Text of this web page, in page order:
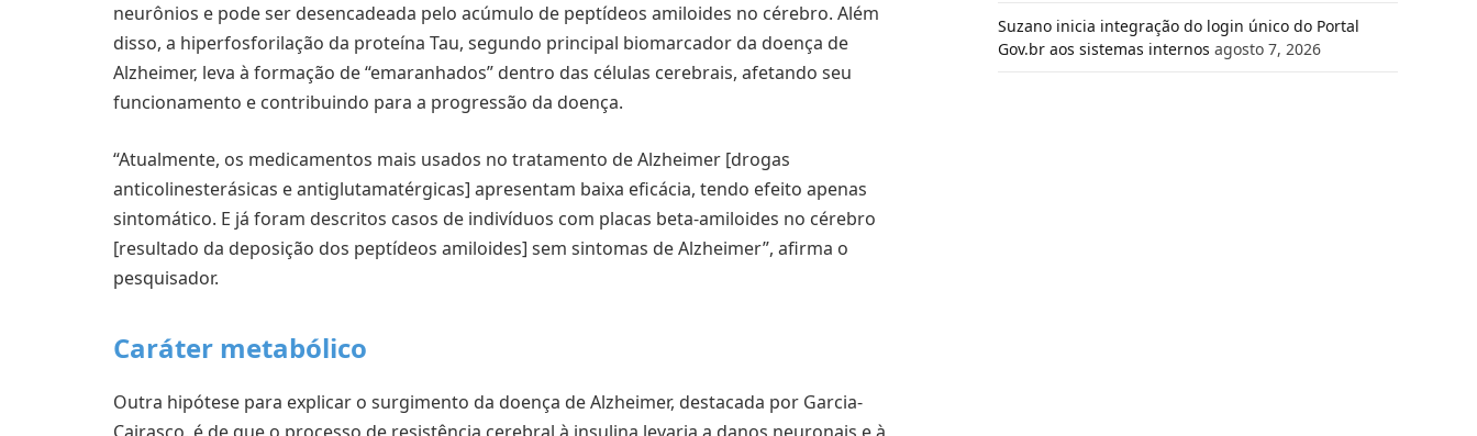
neurônios e pode ser desencadeada pelo acúmulo de peptídeos amiloides no cérebro. Além
disso, a hiperfosforilação da proteína Tau, segundo principal biomarcador da doença de
Alzheimer, leva à formação de “emaranhados” dentro das células cerebrais, afetando seu
funcionamento e contribuindo para a progressão da doença.
“Atualmente, os medicamentos mais usados no tratamento de Alzheimer [drogas
anticolinesterásicas e antiglutamatérgicas] apresentam baixa eficácia, tendo efeito apenas
sintomático. E já foram descritos casos de indivíduos com placas beta-amiloides no cérebro
[resultado da deposição dos peptídeos amiloides] sem sintomas de Alzheimer”, afirma o
pesquisador.
Caráter metabólico
Outra hipótese para explicar o surgimento da doença de Alzheimer, destacada por Garcia-
Suzano inicia integração do login único do Portal
Gov.br aos sistemas internos agosto 7, 2026